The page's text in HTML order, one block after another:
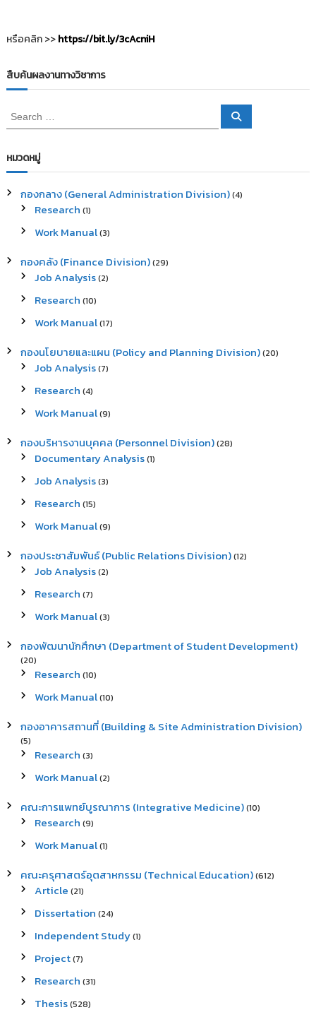
มู
ง
า
น
วิ
ย
หรือคลิก >>https://bit.ly/3cAcniH
สืบค้นผลงานทางวิชาการ
e
r
c
f
S
หมวดหมู่
กองกลาง (General Administration Division)(4)
Research (1)
Work Manual(3)
กองคลัง (Finance Division)(29)
Job Analysis(2)
Research (10)
Work Manual(17)
กองนโยบายและแผน (Policy and Planning Division)(20)
Job Analysis(7)
Research (4)
Work Manual(9)
กองบริหารงานบุคคล (Personnel Division)(28)
Documentary Analysis(1)
Job Analysis(3)
Research (15)
Work Manual(9)
กองประชาสัมพันธ์ (Public Relations Division)(12)
Job Analysis(2)
Research (7)
Work Manual(3)
กองพัฒนานักศึกษา (Department of Student Development)
(20)
Research (10)
Work Manual(10)
กองอาคารสถานที่ (Building & Site Administration Division)
(5)
Research (3)
Work Manual(2)
คณะการแพทย์บูรณาการ (Integrative Medicine)(10)
Research (9)
Work Manual(1)
คณะครุศาสตร์อุตสาหกรรม (Technical Education)(612)
Article (21)
Dissertation (24)
Independent Study(1)
Project(7)
Research (31)
Thesis(528)